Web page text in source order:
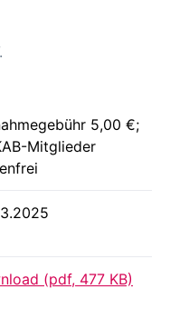
5,00 €;
Mitglieder
(pdf, 477 KB)